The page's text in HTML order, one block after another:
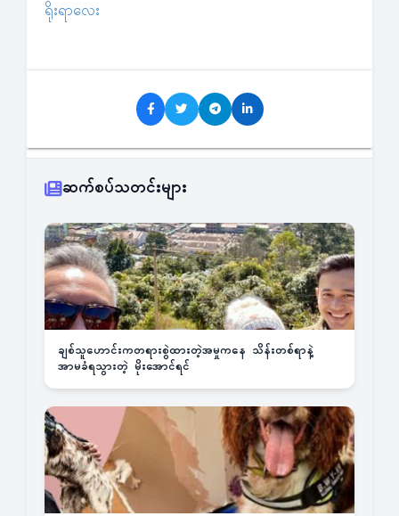
ရိုးရာလေး
ဆက်စပ်သတင်းများ
ချစ်သူဟောင်းကတရားစွဲထားတဲ့အမှုကနေ သိန်းတစ်ရာနဲ့
အာမခံရသွားတဲ့ မိုးအောင်ရင်